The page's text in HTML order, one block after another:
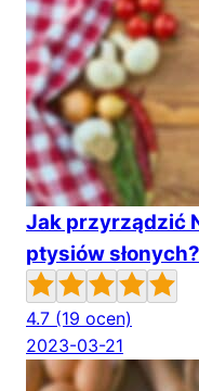
Jak przyrządzić
ptysiów słonych?
4.7 (19 ocen)
2023-03-21